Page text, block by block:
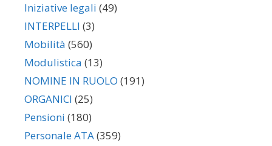
Iniziative legali (49)
INTERPELLI (3)
Mobilità (560)
Modulistica (13)
NOMINE IN RUOLO (191)
ORGANICI (25)
Pensioni (180)
Personale ATA(359)